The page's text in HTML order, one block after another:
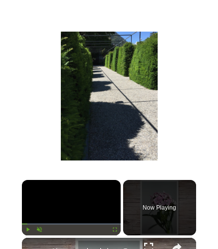
×
Fullscreen
Now Playing
×